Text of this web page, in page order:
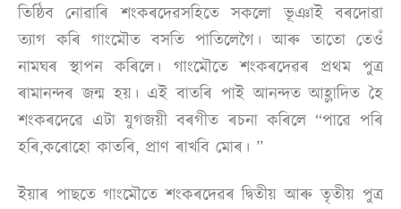
তিষ্ঠিব নোৱাৰি শংকৰদেৱসহিতে সকলো ভূঞাই বৰদোৱা
ত্যাগ কৰি গাংমৌত বসতি পাতিলেগৈ। আৰু তাতো তেওঁ
নামঘৰ স্থাপন কৰিলে। গাংমৌতে শংকৰদেৱৰ প্ৰথম পুত্ৰ
ৰামানন্দৰ জন্ম হয়। এই বাতৰি পাই আনন্দত আহ্লাদিত হৈ
শংকৰদেৱে এটা যুগজয়ী বৰগীত ৰচনা কৰিলে “পাৱে পৰি
হৰি,কৰোহো কাতৰি, প্ৰাণ ৰাখবি মোৰ। ”
ইয়াৰ পাছতে গাংমৌতে শংকৰদেৱৰ দ্বিতীয় আৰু তৃতীয় পুত্ৰ